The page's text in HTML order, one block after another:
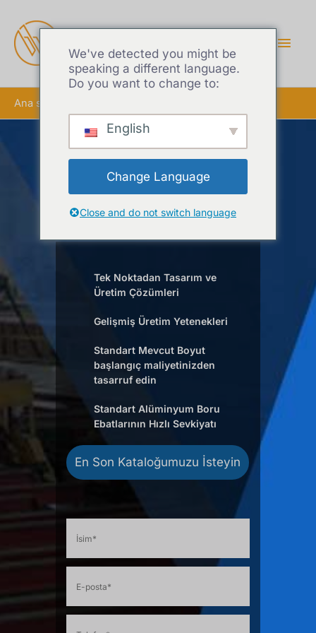
ANA
Ana sayfa
2040 Alüminyum
Ekstrüzyon
Tedarikçisi
Tek Noktadan Tasarım ve
Üretim Çözümleri
Gelişmiş Üretim Yetenekleri
Standart Mevcut Boyut
başlangıç maliyetinizden
tasarruf edin
Standart Alüminyum Boru
Ebatlarının Hızlı Sevkiyatı
En Son Kataloğumuzu İsteyin
We've detected you might be
speaking a different language.
Do you want to change to:
English
Change Language
Close and do not switch language